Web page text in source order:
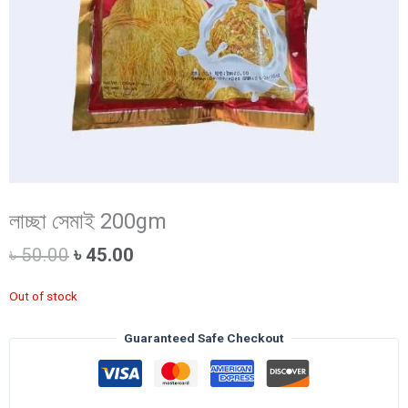
লাচ্ছা সেমাই 200gm
৳50.00 Original
was:
৳ 45.00
Out of stock
Guaranteed Safe Checkout